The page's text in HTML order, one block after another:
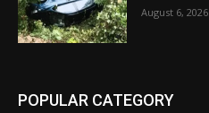
August 6, 2026
POPULAR CATEGORY